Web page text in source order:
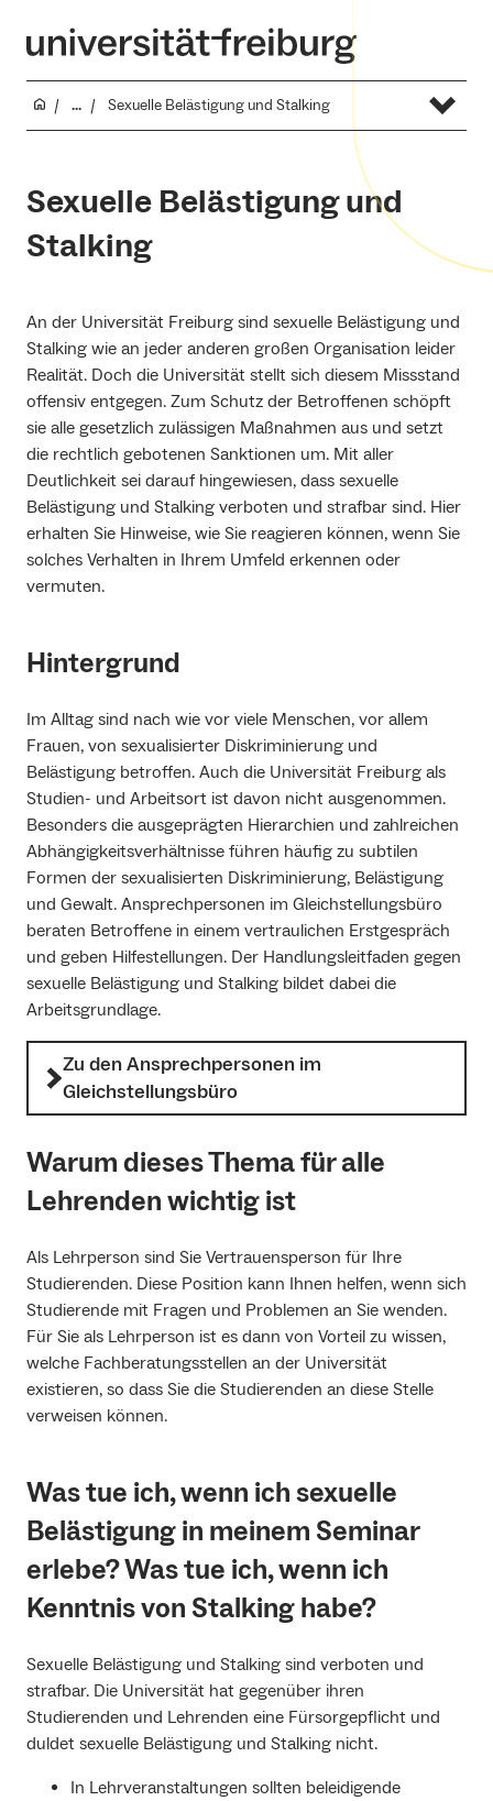
... Sexuelle Belästigung und Stalking
Sexuelle Belästigung und
Stalking
An der Universität Freiburg sind sexuelle Belästigung und
Stalking wie an jeder anderen großen Organisation leider
Realität. Doch die Universität stellt sich diesem Missstand
offensiv entgegen. Zum Schutz der Betroffenen schöpft
sie alle gesetzlich zulässigen Maßnahmen aus und setzt
die rechtlich gebotenen Sanktionen um. Mit aller
Deutlichkeit sei darauf hingewiesen, dass sexuelle
Belästigung und Stalking verboten und strafbar sind. Hier
erhalten Sie Hinweise, wie Sie reagieren können, wenn Sie
solches Verhalten in Ihrem Umfeld erkennen oder
vermuten.
Hintergrund
Im Alltag sind nach wie vor viele Menschen, vor allem
Frauen, von sexualisierter Diskriminierung und
Belästigung betroffen. Auch die Universität Freiburg als
Studien- und Arbeitsort ist davon nicht ausgenommen.
Besonders die ausgeprägten Hierarchien und zahlreichen
Abhängigkeitsverhältnisse führen häufig zu subtilen
Formen der sexualisierten Diskriminierung, Belästigung
und Gewalt. Ansprechpersonen im Gleichstellungsbüro
beraten Betroffene in einem vertraulichen Erstgespräch
und geben Hilfestellungen. Der Handlungsleitfaden gegen
sexuelle Belästigung und Stalking bildet dabei die
Arbeitsgrundlage.
Zu den Ansprechpersonen im
Gleichstellungsbüro
Warum dieses Thema für alle
Lehrenden wichtig ist
Als Lehrperson sind Sie Vertrauensperson für Ihre
Studierenden. Diese Position kann Ihnen helfen, wenn sich
Studierende mit Fragen und Problemen an Sie wenden.
Für Sie als Lehrperson ist es dann von Vorteil zu wissen,
welche Fachberatungsstellen an der Universität
existieren, so dass Sie die Studierenden an diese Stelle
verweisen können.
Was tue ich, wenn ich sexuelle
Belästigung in meinem Seminar
erlebe? Was tue ich, wenn ich
Kenntnis von Stalking habe?
Sexuelle Belästigung und Stalking sind verboten und
strafbar. Die Universität hat gegenüber ihren
Studierenden und Lehrenden eine Fürsorgepflicht und
duldet sexuelle Belästigung und Stalking nicht.
In Lehrveranstaltungen sollten beleidigende